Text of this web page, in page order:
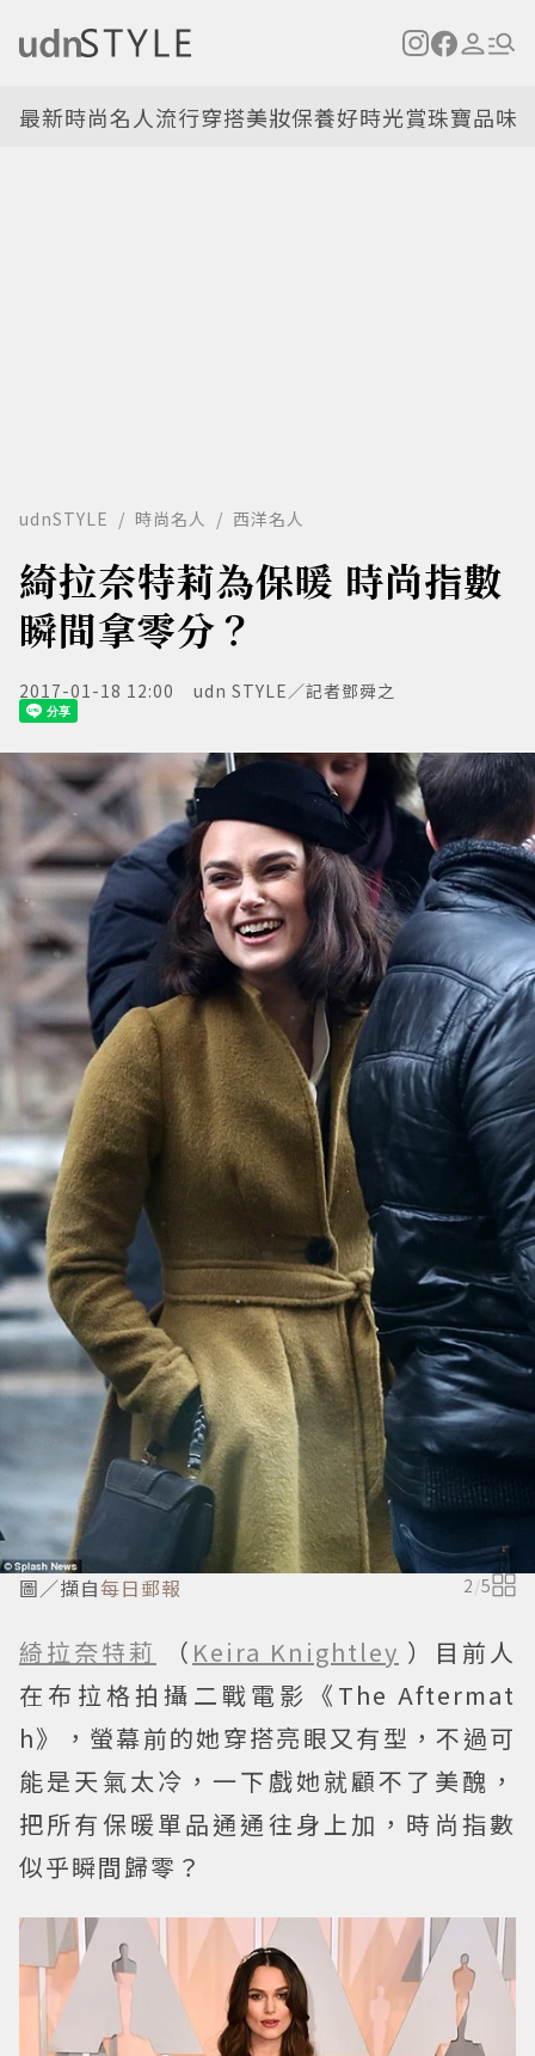
最新時尚名人流行穿搭美妝保養好時光賞珠寶品味
udnSTYLE 時尚名人 西洋名人
綺拉奈特莉為保暖 時尚指數
瞬間拿零分？
2017-01-18 12:00 udn STYLE／記者鄧舜之
圖／擷自每日郵報 2 /5
綺拉奈特莉 （ Keira Knightley ）目前人
在布拉格拍攝二戰電影《The Aftermat
h》，螢幕前的她穿搭亮眼又有型，不過可
能是天氣太冷，一下戲她就顧不了美醜，
把所有保暖單品通通往身上加，時尚指數
似乎瞬間歸零？